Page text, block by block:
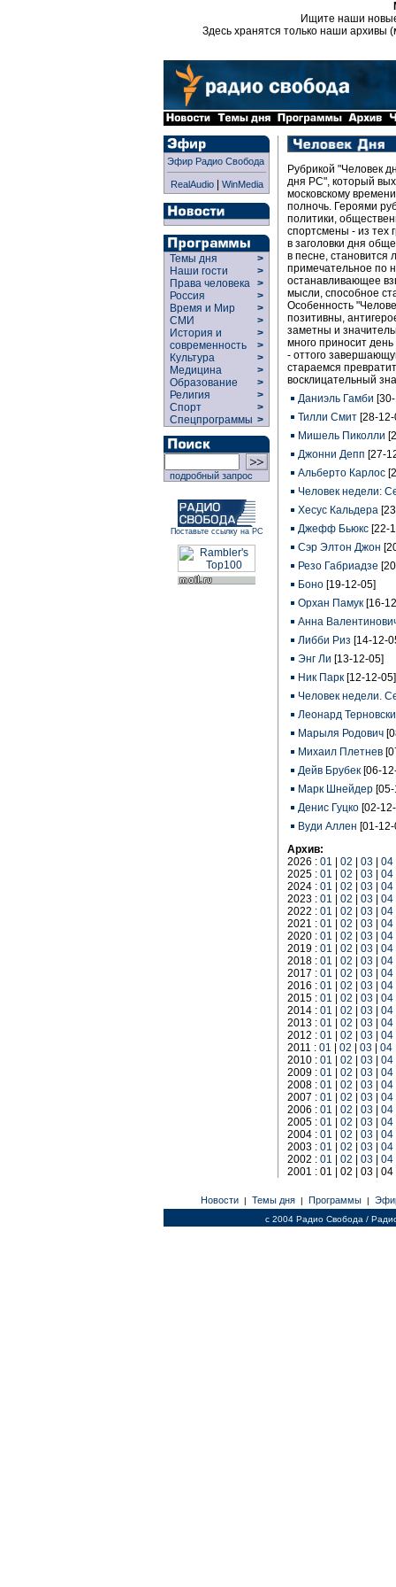
Ищите наши
Здесь хранятся только наши архивы
Эфир Радио Свобода
RealAudio| WinMedia
Темы дня
>
Наши гости
>
Права человека >
Россия
>
Время и Мир
>
СМИ
>
История и
современность
>
>
Культура
>
Медицина
>
Образование
>
Религия
>
Спорт
>
Спецпрограммы >
подробный запрос
Поставьте ссылку на РС
Рубрикой "Человек
дня РС", который
московскому
полночь. Героями
политики,
спортсмены - из тех
в заголовки дня
в песне,
примечательное по
останавливающее
мысли, способное
Особенность
позитивны,
заметны и
много приносит
- оттого
стараемся
восклицательный
Даниэль Гамби
Тилли Смит [28-
Мишель Пиколли
Джонни Депп [27-
Альберто Карлос
Человек недели:
Хесус Кальдера
Джефф Бьюкс [22-
Сэр Элтон Джон
Резо Габриадзе
Боно [19-12-05]
Орхан Памук [16-
Анна
Либби Риз [14-12-
Энг Ли [13-12-05]
Ник Парк [12-12-05]
Человек недели.
Леонард
Марыля Родович
Михаил Плетнев
Дейв Брубек [06-
Марк Шнейдер
Денис Гуцко [02-
Вуди Аллен [01-
Архив:
2026 : 01 02 03 04
2025 : 01 02 03 04
2024 : 01 02 03 04
2023 : 01 02 03 04
2022 : 01 02 03 04
2021 : 01 02 03 04
2020 : 01 02 03 04
2019 : 01 02 03 04
2018 : 01 02 03 04
2017 : 01 02 03 04
2016 : 01 02 03 04
2015 : 01 02 03 04
2014 : 01 02 03 04
2013 : 01 02 03 04
2012 : 01 02 03 04
2011 : 01 02 03 04
2010 : 01 02 03 04
2009 : 01 02 03 04
2008 : 01 02 03 04
2007 : 01 02 03 04
2006 : 01 02 03 04
2005 : 01 02 03 04
2004 : 01 02 03 04
2003 : 01 02 03 04
2002 : 01 02 03 04
2001 : 01 | 02 | 03 |
Новости | Темы дня | Программы |
c 2004 Радио Свобода /